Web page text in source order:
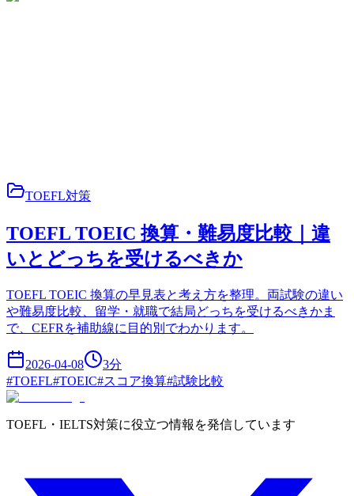
TOEFL対策
TOEFL TOEIC 換算・難易度比較｜違
いとどっちを受けるべきか
TOEFL TOEIC 換算の早見表と考え方を整理。両試験の違い
や難易度比較、留学・就職で結局どっちを受けるべきかま
で、CEFRを補助線に目的別でわかります。
2026-04-08 3分
#TOEFL#TOEIC#スコア換算#試験比較
TOEFL・IELTS対策に役立つ情報を発信しています